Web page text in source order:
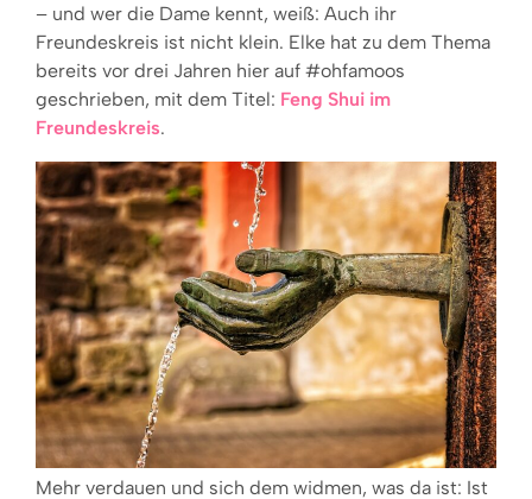
– und wer die Dame kennt, weiß: Auch ihr
Freundeskreis ist nicht klein. Elke hat zu dem Thema
bereits vor drei Jahren hier auf #ohfamoos
geschrieben, mit dem Titel: Feng Shui im
Freundeskreis.
Mehr verdauen und sich dem widmen, was da ist: Ist